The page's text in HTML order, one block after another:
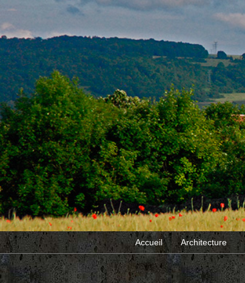
Accueil Architecture